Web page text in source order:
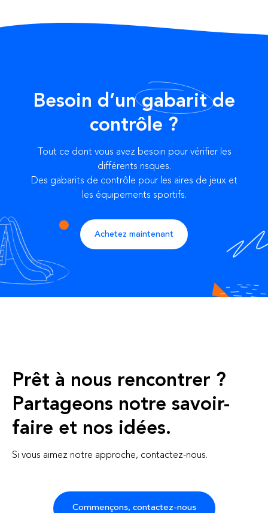
Besoin d’ungabaritde
contrôle ?
Tout ce dont vous avez besoin pour vérifier les
différents risques.
Des gabarits de contrôle pour les aires de jeux et
les équipements sportifs.
Achetez maintenant
Prêt à nous rencontrer ?
Partageons notre savoir-
faire et nos idées.
Si vous aimez notre approche, contactez-nous.
Commençons, contactez-nous